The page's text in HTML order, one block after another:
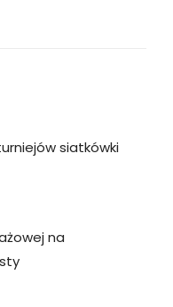
siatkówki
na